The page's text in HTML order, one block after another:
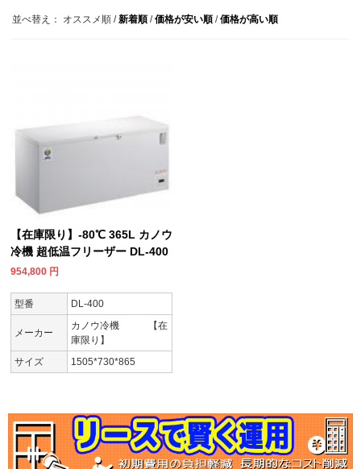
並べ替え： オススメ順 /新着順 /価格が安い順 /価格が高い順
【在庫限り】-80℃ 365L カノウ
冷機 超低温フリーザー DL-400
954,800 円
型番 DL-400
メーカー
カノウ冷機 【在
庫限り】
サイズ
1505*730*865